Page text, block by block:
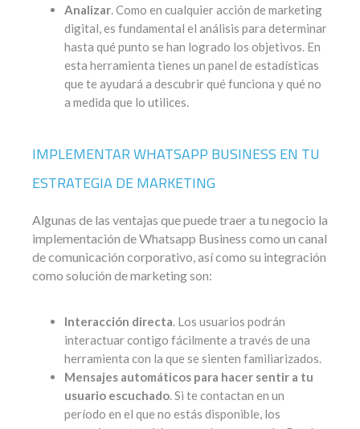
Analizar. Como en cualquier acción de marketing
digital, es fundamental el análisis para determinar
hasta qué punto se han logrado los objetivos. En
esta herramienta tienes un panel de estadísticas
que te ayudará a descubrir qué funciona y qué no
a medida que lo utilices.
IMPLEMENTAR WHATSAPP BUSINESS EN TU
ESTRATEGIA DE MARKETING
Algunas de las ventajas que puede traer a tu negocio la
implementación de Whatsapp Business como un canal
de comunicación corporativo, así como su integración
como solución de marketing son:
Interacción directa. Los usuarios podrán
interactuar contigo fácilmente a través de una
herramienta con la que se sienten familiarizados.
Mensajes automáticos para hacer sentir a tu
usuario escuchado. Si te contactan en un
período en el que no estás disponible, los